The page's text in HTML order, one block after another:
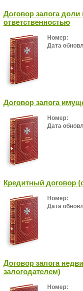
Договор залога доли
ответственностью
Номер:
Дата
Договор залога
Номер:
Дата
Кредитный договор
Номер:
Дата
Договор залога
залогодателем)
Номер: